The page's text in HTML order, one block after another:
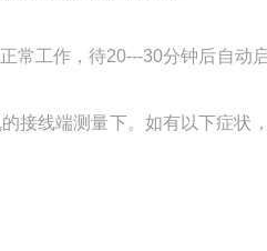
常工作，待20---30分钟后自动
接线端测量下。如有以下症状